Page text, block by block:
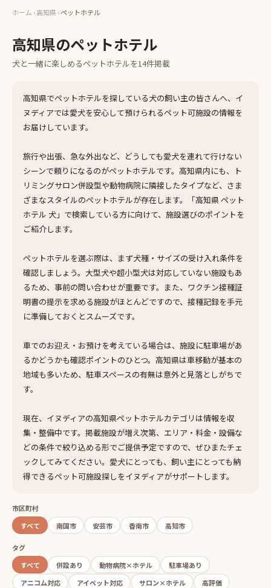
ホーム ›高知県›ペットホテル
高知県のペットホテル
犬と一緒に楽しめるペットホテルを14件掲載
高知県でペットホテルを探している犬の飼い主の皆さんへ、イ
ヌディアでは愛犬を安心して預けられるペット可施設の情報を
お届けしています。
旅行や出張、急な外出など、どうしても愛犬を連れて行けない
シーンで頼りになるのがペットホテルです。高知県内にも、ト
リミングサロン併設型や動物病院に隣接したタイプなど、さま
ざまなスタイルのペットホテルが存在します。「高知県 ペット
ホテル 犬」で検索している方に向けて、施設選びのポイントを
ご紹介します。
ペットホテルを選ぶ際は、まず犬種・サイズの受け入れ条件を
確認しましょう。大型犬や超小型犬は対応していない施設もあ
るため、事前の問い合わせが重要です。また、ワクチン接種証
明書の提示を求める施設がほとんどですので、接種記録を手元
に準備しておくとスムーズです。
車でのお迎え・お預けを考えている場合は、施設に駐車場があ
るかどうかも確認ポイントのひとつ。高知県は車移動が基本の
地域も多いため、駐車スペースの有無は意外と見落としがちで
す。
現在、イヌディアの高知県ペットホテルカテゴリは情報を収
集・整備中です。掲載施設が増え次第、エリア・料金・設備な
どの条件で絞り込める形でご提供予定ですので、ぜひまたチェ
ックしてみてください。愛犬にとっても、飼い主にとっても納
得できるペット可施設探しをイヌディアがサポートします。
市区町村
すべて
南国市 安芸市 香南市 高知市
タグ
すべて
併設あり 動物病院×ホテル
駐車場あり
アニコム対応
アイペット対応 サロン×ホテル
高評価